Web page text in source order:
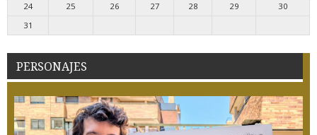
24
25 26 27 28 29
30
31
PERSONAJES